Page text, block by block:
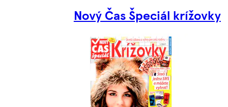
Nový Čas Špeciál krížovky